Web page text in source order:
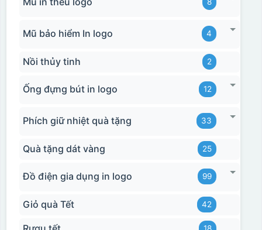
8
Mũ bảo hiểm In logo 4
Nồi thủy tinh 2
Ống đựng bút in logo 12
Phích giữ nhiệt quà tặng 33
Quà tặng dát vàng 25
Đồ điện gia dụng in logo 99
Giỏ quà Tết 42
18